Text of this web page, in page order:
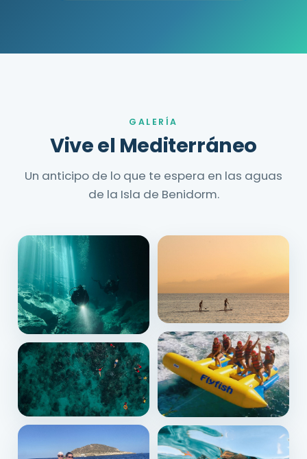
GALERÍA
Vive el Mediterráneo
Un anticipo de lo que te espera en las aguas
de la Isla de Benidorm.